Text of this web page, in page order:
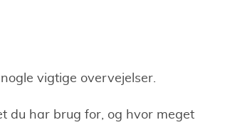
vigtige overvejelser.
du har brug for, og hvor meget